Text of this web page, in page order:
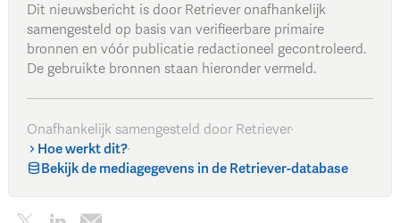
Dit nieuwsbericht is door Retriever onafhankelijk
samengesteld op basis van verifieerbare primaire
bronnen en vóór publicatie redactioneel gecontroleerd.
De gebruikte bronnen staan hieronder vermeld.
Onafhankelijk samengesteld door Retriever·
Hoe werkt dit?·
Bekijk de mediagegevens in de Retriever-database